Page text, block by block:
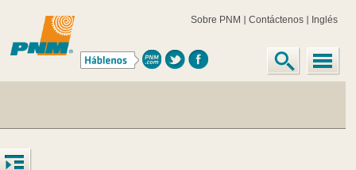
Sobre PNM Contáctenos Inglés